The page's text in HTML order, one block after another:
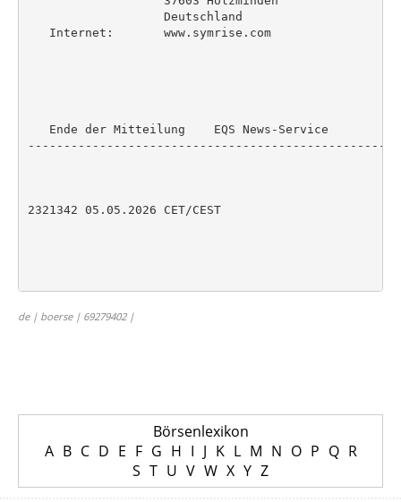
                   Deutschland
   Internet:       www.symrise.com
   Ende der Mitteilung    EQS News-Service
2321342 05.05.2026 CET/CEST
de | boerse | 69279402 |
Börsenlexikon
A B C D E F G H I J K L M N O P Q R
S T U V W X Y Z